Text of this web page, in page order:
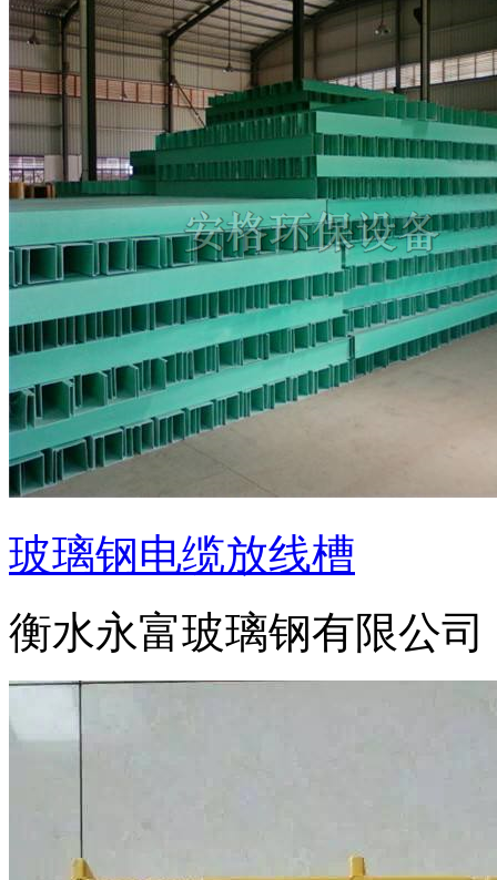
玻璃钢电缆放线槽
衡水永富玻璃钢有限公司